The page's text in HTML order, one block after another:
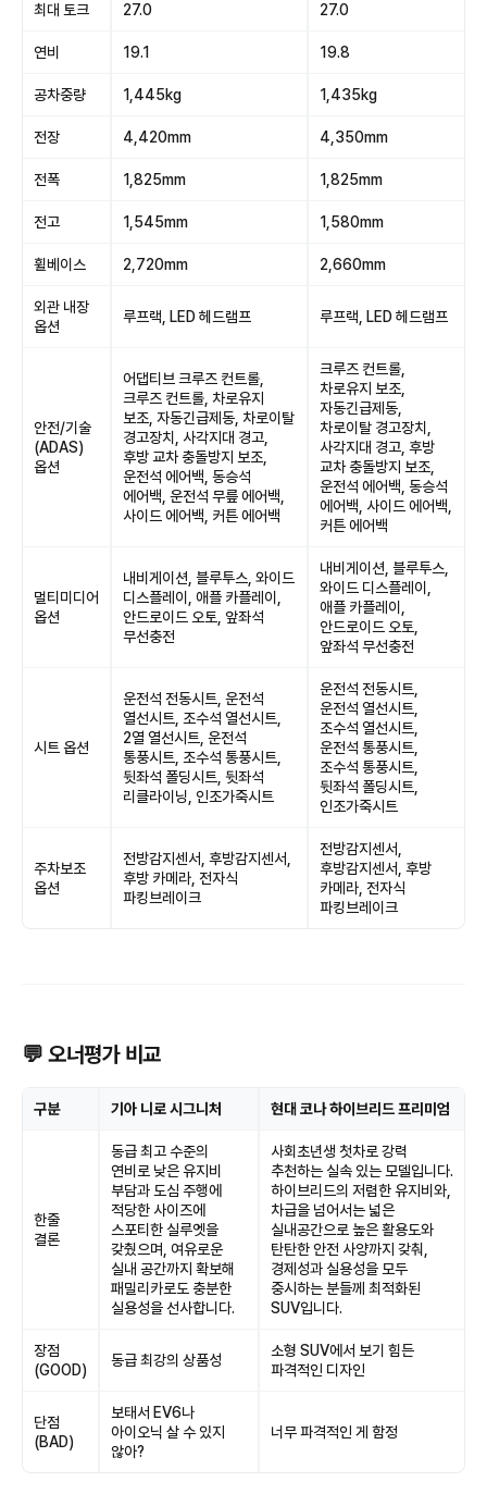
최대 토크 27.0 27.0
연비 19.1 19.8
공차중량 1,445kg 1,435kg
전장 4,420mm 4,350mm
전폭 1,825mm 1,825mm
전고 1,545mm 1,580mm
휠베이스 2,720mm 2,660mm
외관 내장
옵션
루프랙, LED 헤드램프 루프랙, LED 헤드램프
안전/기술
(ADAS)
옵션
어댑티브 크루즈 컨트롤,
크루즈 컨트롤, 차로유지
보조, 자동긴급제동, 차로이탈
경고장치, 사각지대 경고,
후방 교차 충돌방지 보조,
운전석 에어백, 동승석
에어백, 운전석 무릎 에어백,
사이드 에어백, 커튼 에어백
크루즈 컨트롤,
차로유지 보조,
자동긴급제동,
차로이탈 경고장치,
사각지대 경고, 후방
교차 충돌방지 보조,
운전석 에어백, 동승석
에어백, 사이드 에어백,
커튼 에어백
멀티미디어
옵션
내비게이션, 블루투스, 와이드
디스플레이, 애플 카플레이,
안드로이드 오토, 앞좌석
무선충전
내비게이션, 블루투스,
와이드 디스플레이,
애플 카플레이,
안드로이드 오토,
앞좌석 무선충전
시트 옵션
운전석 전동시트, 운전석
열선시트, 조수석 열선시트,
2열 열선시트, 운전석
통풍시트, 조수석 통풍시트,
뒷좌석 폴딩시트, 뒷좌석
리클라이닝, 인조가죽시트
운전석 전동시트,
운전석 열선시트,
조수석 열선시트,
운전석 통풍시트,
조수석 통풍시트,
뒷좌석 폴딩시트,
인조가죽시트
주차보조
옵션
전방감지센서, 후방감지센서,
후방 카메라, 전자식
파킹브레이크
전방감지센서,
후방감지센서, 후방
카메라, 전자식
파킹브레이크
💬 오너평가 비교
구분 기아 니로 시그니처 현대 코나 하이브리드 프리미엄
한줄
결론
동급 최고 수준의
연비로 낮은 유지비
부담과 도심 주행에
적당한 사이즈에
스포티한 실루엣을
갖췄으며, 여유로운
실내 공간까지 확보해
패밀리카로도 충분한
실용성을 선사합니다.
사회초년생 첫차로 강력
추천하는 실속 있는 모델입니다.
하이브리드의 저렴한 유지비와,
차급을 넘어서는 넓은
실내공간으로 높은 활용도와
탄탄한 안전 사양까지 갖춰,
경제성과 실용성을 모두
중시하는 분들께 최적화된
SUV입니다.
장점
(GOOD)
동급 최강의 상품성
소형 SUV에서 보기 힘든
파격적인 디자인
단점
(BAD)
보태서 EV6나
아이오닉 살 수 있지
않아?
너무 파격적인 게 함정